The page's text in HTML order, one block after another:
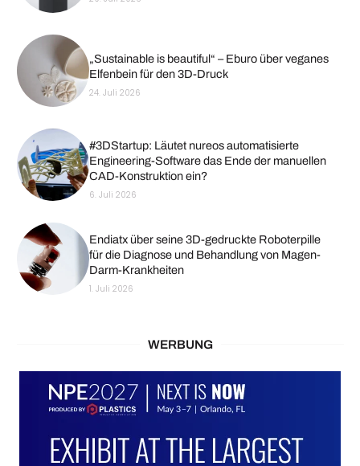
„Sustainable is beautiful“ – Eburo über veganes
Elfenbein für den 3D-Druck
24. Juli 2026
#3DStartup: Läutet nureos automatisierte
Engineering-Software das Ende der manuellen
CAD-Konstruktion ein?
6. Juli 2026
Endiatx über seine 3D-gedruckte Roboterpille
für die Diagnose und Behandlung von Magen-
Darm-Krankheiten
1. Juli 2026
WERBUNG